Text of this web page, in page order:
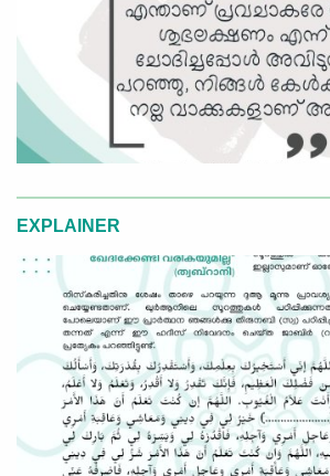
EXPLAINER